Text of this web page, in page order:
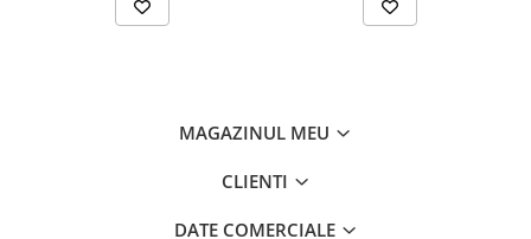
MAGAZINUL MEU
CLIENTI
DATE COMERCIALE